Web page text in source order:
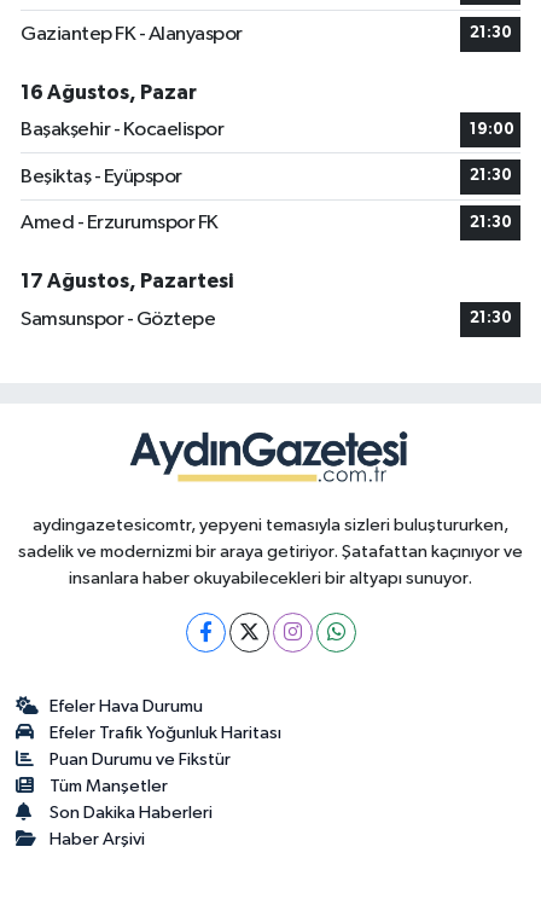
Gaziantep FK - Alanyaspor 21:30
16 Ağustos, Pazar
Başakşehir - Kocaelispor
19:00
Beşiktaş - Eyüpspor 21:30
Amed - Erzurumspor FK 21:30
17 Ağustos, Pazartesi
Samsunspor - Göztepe
21:30
aydingazetesicomtr, yepyeni temasıyla sizleri buluştururken,
sadelik ve modernizmi bir araya getiriyor. Şatafattan kaçınıyor ve
insanlara haber okuyabilecekleri bir altyapı sunuyor.
Efeler Hava Durumu
Efeler Trafik Yoğunluk Haritası
Puan Durumu ve Fikstür
Tüm Manşetler
Son Dakika Haberleri
Haber Arşivi